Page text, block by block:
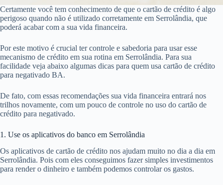
Certamente você tem conhecimento de que o cartão de crédito é algo
perigoso quando não é utilizado corretamente em Serrolândia, que
poderá acabar com a sua vida financeira.
Por este motivo é crucial ter controle e sabedoria para usar esse
mecanismo de crédito em sua rotina em Serrolândia. Para sua
facilidade veja abaixo algumas dicas para quem usa cartão de crédito
para negativado BA.
De fato, com essas recomendações sua vida financeira entrará nos
trilhos novamente, com um pouco de controle no uso do cartão de
crédito para negativado.
1. Use os aplicativos do banco em Serrolândia
Os aplicativos de cartão de crédito nos ajudam muito no dia a dia em
Serrolândia. Pois com eles conseguimos fazer simples investimentos
para render o dinheiro e também podemos controlar os gastos.